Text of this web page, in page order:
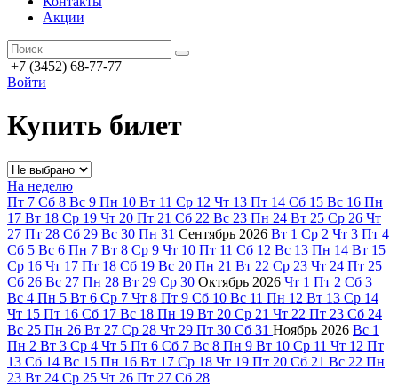
Акции
+7 (3452) 68-77-77
Войти
Купить билет
На неделю
Пт 7 Сб 8 Вс 9 Пн 10 Вт 11 Ср 12 Чт 13 Пт 14 Сб 15 Вс 16 Пн
17 Вт 18 Ср 19 Чт 20 Пт 21 Сб 22 Вс 23 Пн 24 Вт 25 Ср 26 Чт
27 Пт 28 Сб 29 Вс 30 Пн 31 Сентябрь 2026 Вт 1 Ср 2 Чт 3 Пт 4
Сб 5 Вс 6 Пн 7 Вт 8 Ср 9 Чт 10 Пт 11 Сб 12 Вс 13 Пн 14 Вт 15
Ср 16 Чт 17 Пт 18 Сб 19 Вс 20 Пн 21 Вт 22 Ср 23 Чт 24 Пт 25
Сб 26 Вс 27 Пн 28 Вт 29 Ср 30 Октябрь 2026 Чт 1 Пт 2 Сб 3
Вс 4 Пн 5 Вт 6 Ср 7 Чт 8 Пт 9 Сб 10 Вс 11 Пн 12 Вт 13 Ср 14
Чт 15 Пт 16 Сб 17 Вс 18 Пн 19 Вт 20 Ср 21 Чт 22 Пт 23 Сб 24
Вс 25 Пн 26 Вт 27 Ср 28 Чт 29 Пт 30 Сб 31 Ноябрь 2026 Вс 1
Пн 2 Вт 3 Ср 4 Чт 5 Пт 6 Сб 7 Вс 8 Пн 9 Вт 10 Ср 11 Чт 12 Пт
13 Сб 14 Вс 15 Пн 16 Вт 17 Ср 18 Чт 19 Пт 20 Сб 21 Вс 22 Пн
23 Вт 24 Ср 25 Чт 26 Пт 27 Сб 28